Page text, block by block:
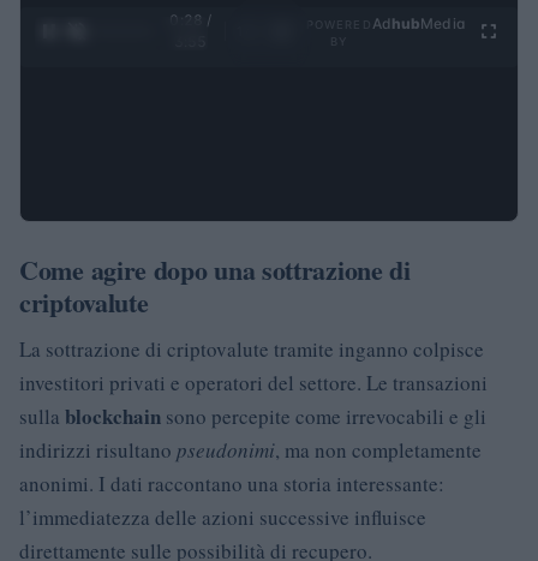
0:29 /
Ad hubMedia
Come agire dopo una sottrazione di
criptovalute
La sottrazione di criptovalute tramite inganno colpisce
investitori privati e operatori del settore. Le transazioni
sulla blockchain sono percepite come irrevocabili e gli
indirizzi risultano pseudonimi, ma non completamente
anonimi. I dati raccontano una storia interessante:
l’immediatezza delle azioni successive influisce
direttamente sulle possibilità di recupero.